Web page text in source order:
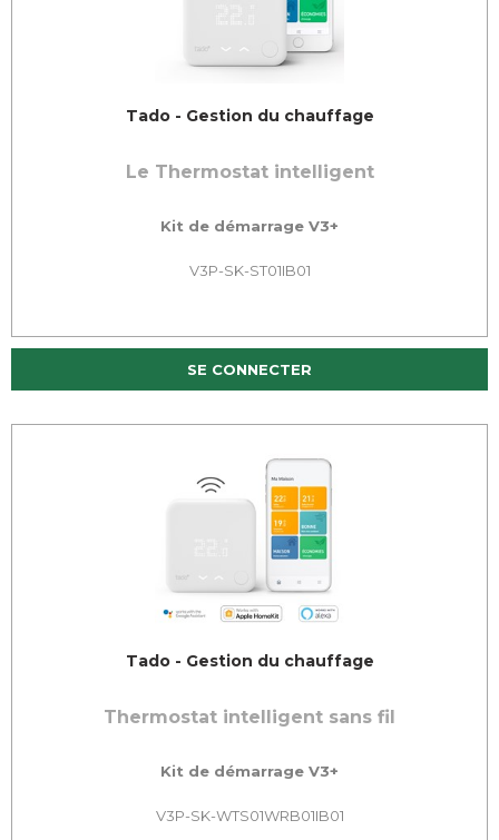
Tado - Gestion du chauffage
Le Thermostat intelligent
Kit de démarrage V3+
V3P-SK-ST01IB01
SE CONNECTER
Tado - Gestion du chauffage
Thermostat intelligent sans fil
Kit de démarrage V3+
V3P-SK-WTS01WRB01IB01